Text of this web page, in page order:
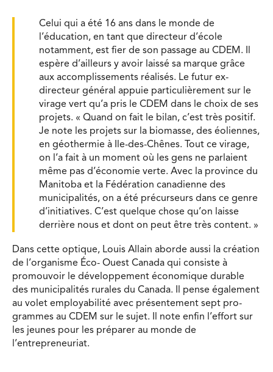
Celui qui a été 16 ans dans le monde de
l’éducation, en tant que directeur d’école
notamment, est fier de son passage au CDEM. Il
espère d’ailleurs y avoir laissé sa marque grâce
aux accomplissements réalisés. Le futur ex-
directeur général appuie particulièrement sur le
virage vert qu’a pris le CDEM dans le choix de ses
projets. « Quand on fait le bilan, c’est très positif.
Je note les projets sur la biomasse, des éoliennes,
en géothermie à Ile-des-Chênes. Tout ce virage,
on l’a fait à un moment où les gens ne parlaient
même pas d’économie verte. Avec la province du
Manitoba et la Fédération canadienne des
municipalités, on a été précurseurs dans ce genre
d’initiatives. C’est quelque chose qu’on laisse
derrière nous et dont on peut être très content. »
Dans cette optique, Louis Allain aborde aussi la création
de l’organisme Éco- Ouest Canada qui consiste à
promouvoir le développement économique durable
des municipalités rurales du Canada. Il pense également
au volet employabilité avec présentement sept pro-
grammes au CDEM sur le sujet. Il note enfin l’effort sur
les jeunes pour les préparer au monde de
l’entrepreneuriat.